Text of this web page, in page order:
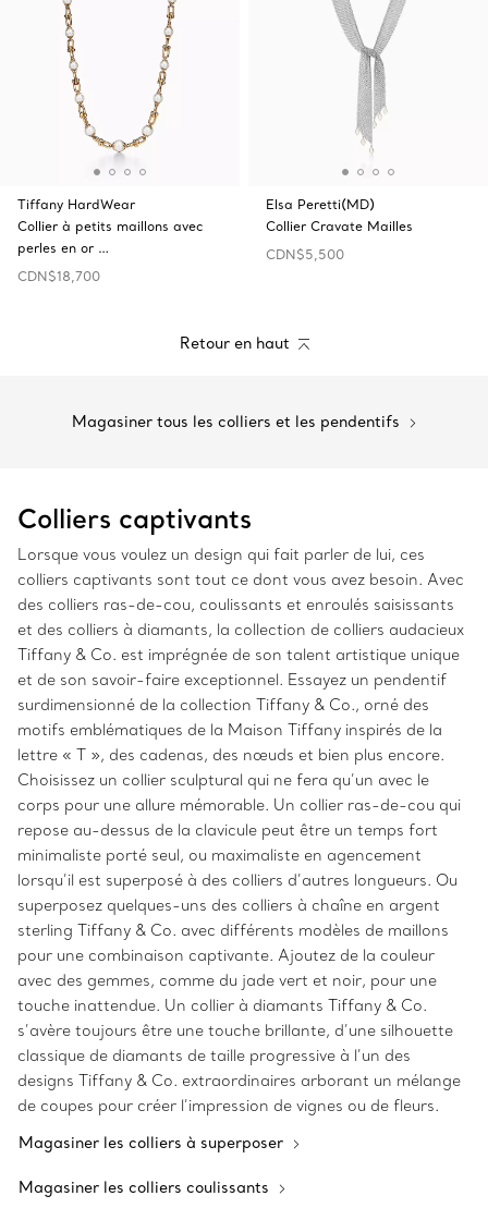
Tiffany HardWear
Collier à petits maillons avec
perles en or …
CDN$18,700
Elsa Peretti(MD)
Collier Cravate Mailles
CDN$5,500
Retour en haut
Magasiner tous les colliers et les pendentifs
Colliers captivants
Lorsque vous voulez un design qui fait parler de lui, ces
colliers captivants sont tout ce dont vous avez besoin. Avec
des colliers ras-de-cou, coulissants et enroulés saisissants
et des colliers à diamants, la collection de colliers audacieux
Tiffany & Co. est imprégnée de son talent artistique unique
et de son savoir-faire exceptionnel. Essayez un pendentif
surdimensionné de la collection Tiffany & Co., orné des
motifs emblématiques de la Maison Tiffany inspirés de la
lettre « T », des cadenas, des nœuds et bien plus encore.
Choisissez un collier sculptural qui ne fera qu’un avec le
corps pour une allure mémorable. Un collier ras-de-cou qui
repose au-dessus de la clavicule peut être un temps fort
minimaliste porté seul, ou maximaliste en agencement
lorsqu’il est superposé à des colliers d’autres longueurs. Ou
superposez quelques-uns des colliers à chaîne en argent
sterling Tiffany & Co. avec différents modèles de maillons
pour une combinaison captivante. Ajoutez de la couleur
avec des gemmes, comme du jade vert et noir, pour une
touche inattendue. Un collier à diamants Tiffany & Co.
s’avère toujours être une touche brillante, d’une silhouette
classique de diamants de taille progressive à l’un des
designs Tiffany & Co. extraordinaires arborant un mélange
de coupes pour créer l’impression de vignes ou de fleurs.
Magasiner les colliers à superposer
Magasiner les colliers coulissants